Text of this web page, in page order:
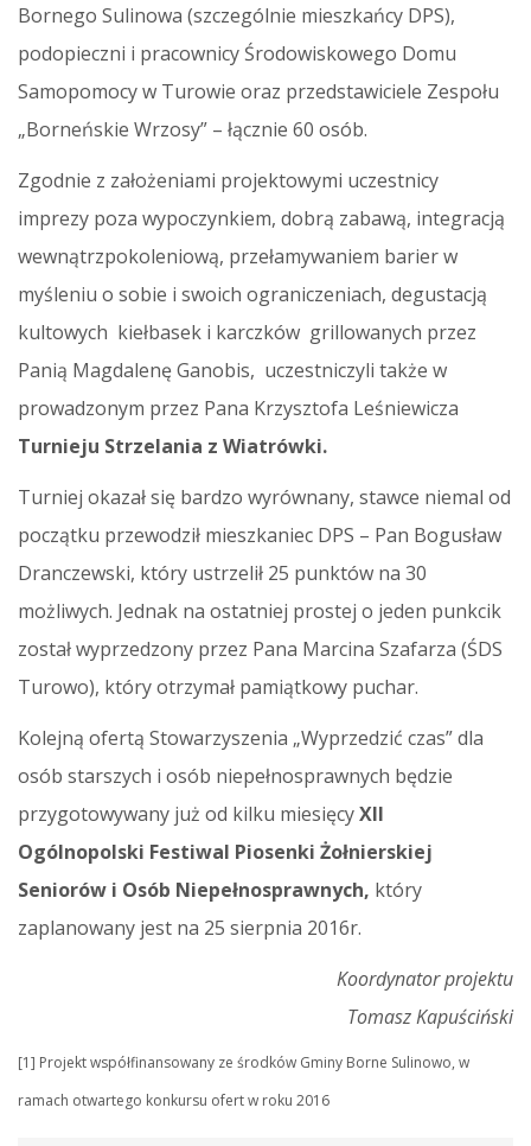
Bornego Sulinowa (szczególnie mieszkańcy DPS),
podopieczni i pracownicy Środowiskowego Domu
Samopomocy w Turowie oraz przedstawiciele Zespołu
„Borneńskie Wrzosy” – łącznie 60 osób.
Zgodnie z założeniami projektowymi uczestnicy
imprezy poza wypoczynkiem, dobrą zabawą, integracją
wewnątrzpokoleniową, przełamywaniem barier w
myśleniu o sobie i swoich ograniczeniach, degustacją
kultowych kiełbasek i karczków grillowanych przez
Panią Magdalenę Ganobis, uczestniczyli także w
prowadzonym przez Pana Krzysztofa Leśniewicza
Turnieju Strzelania z Wiatrówki.
Turniej okazał się bardzo wyrównany, stawce niemal od
początku przewodził mieszkaniec DPS – Pan Bogusław
Dranczewski, który ustrzelił 25 punktów na 30
możliwych. Jednak na ostatniej prostej o jeden punkcik
został wyprzedzony przez Pana Marcina Szafarza (ŚDS
Turowo), który otrzymał pamiątkowy puchar.
Kolejną ofertą Stowarzyszenia „Wyprzedzić czas” dla
osób starszych i osób niepełnosprawnych będzie
przygotowywany już od kilku miesięcyXII
Ogólnopolski Festiwal Piosenki Żołnierskiej
Seniorów i Osób Niepełnosprawnych, który
zaplanowany jest na 25 sierpnia 2016r.
Koordynator projektu
Tomasz Kapuściński
[1] Projekt współfinansowany ze środków Gminy Borne Sulinowo, w
ramach otwartego konkursu ofert w roku 2016